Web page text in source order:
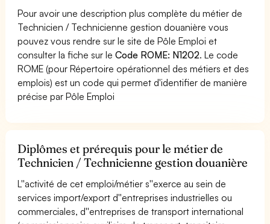
Pour avoir une description plus complète du métier de
Technicien / Technicienne gestion douanière vous
pouvez vous rendre sur le site de Pôle Emploi et
consulter la fiche sur leCode ROME: N1202. Le code
ROME (pour Répertoire opérationnel des métiers et des
emplois) est un code qui permet d'identifier de manière
précise par Pôle Emploi
Diplômes et prérequis pour le métier de
Technicien / Technicienne gestion douanière
L''activité de cet emploi/métier s''exerce au sein de
services import/export d''entreprises industrielles ou
commerciales, d''entreprises de transport international